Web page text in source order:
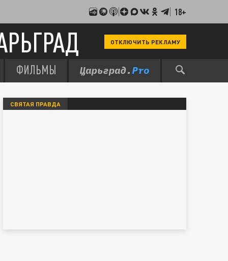
18+
ОТКЛЮЧИТЬ РЕКЛАМУ
ФИЛЬМЫ
СВЯТАЯ ПРАВДА